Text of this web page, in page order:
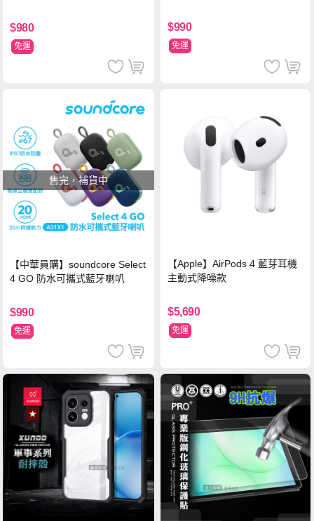
$980
免運
$990
免運
售完，補貨中
【中華員購】soundcore Select
4 GO 防水可攜式藍牙喇叭
$990
免運
【Apple】AirPods 4 藍芽耳機
主動式降噪款
$5,690
免運